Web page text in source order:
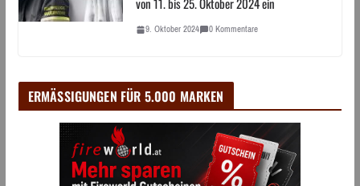
9. Oktober 2024 0 Kommentare
ERMÄSSIGUNGEN FÜR 5.000 MARKEN